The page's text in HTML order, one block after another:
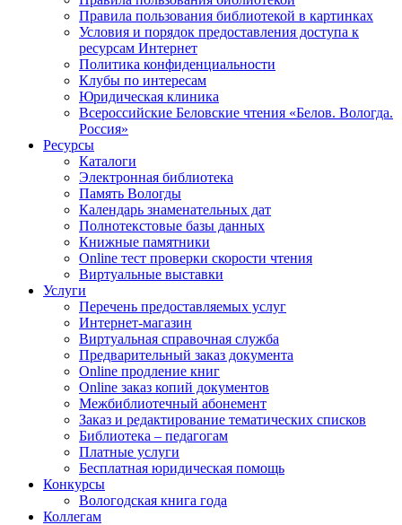
Правила пользования библиотекой в картинках
Условия и порядок предоставления доступа к
ресурсам Интернет
Политика конфиденциальности
Клубы по интересам
Юридическая клиника
Всероссийские Беловские чтения «Белов. Вологда.
Россия»
Ресурсы
Каталоги
Электронная библиотека
Память Вологды
Календарь знаменательных дат
Полнотекстовые базы данных
Книжные памятники
Online тест проверки скорости чтения
Виртуальные выставки
Услуги
Перечень предоставляемых услуг
Интернет-магазин
Виртуальная справочная служба
Предварительный заказ документа
Online продление книг
Online заказ копий документов
Межбиблиотечный абонемент
Заказ и редактирование тематических списков
Библиотека – педагогам
Платные услуги
Бесплатная юридическая помощь
Конкурсы
Вологодская книга года
Коллегам